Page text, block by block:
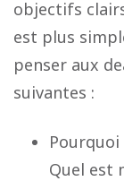
objectifs
est plus
penser aux
suivantes :
Quel est